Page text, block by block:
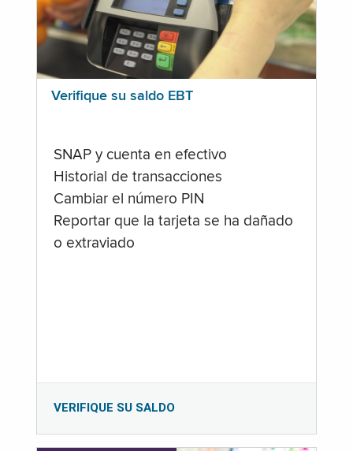
Verifique su saldo EBT
SNAP y cuenta en efectivo
Historial de transacciones
Cambiar el número PIN
Reportar que la tarjeta se ha dañado
o extraviado
VERIFIQUE SU SALDO